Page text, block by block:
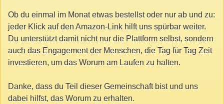
Ob du einmal im Monat etwas bestellst oder nur ab und zu:
jeder Klick auf den Amazon-Link hilft uns spürbar weiter.
Du unterstützt damit nicht nur die Plattform selbst, sondern
auch das Engagement der Menschen, die Tag für Tag Zeit
investieren, um das Worum am Laufen zu halten.
Danke, dass du Teil dieser Gemeinschaft bist und uns
dabei hilfst, das Worum zu erhalten.